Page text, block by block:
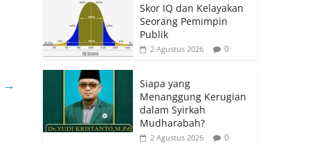
→
Skor IQ dan Kelayakan
Seorang Pemimpin
Publik
2 Agustus 2026 0
Siapa yang
Menanggung Kerugian
dalam Syirkah
Mudharabah?
2 Agustus 2026 0